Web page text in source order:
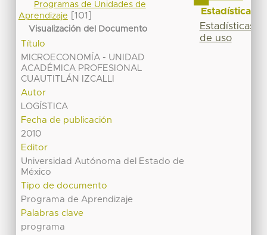
Programas de Unidades de
Aprendizaje
[101]
Visualización del Documento
Título
MICROECONOMÍA - UNIDAD
ACADÉMICA PROFESIONAL
CUAUTITLÁN IZCALLI
Autor
LOGÍSTICA
Fecha de publicación
2010
Editor
Universidad Autónoma del Estado de
México
Tipo de documento
Programa de Aprendizaje
Palabras clave
programa
Estadísticas
Estadísticas
de uso